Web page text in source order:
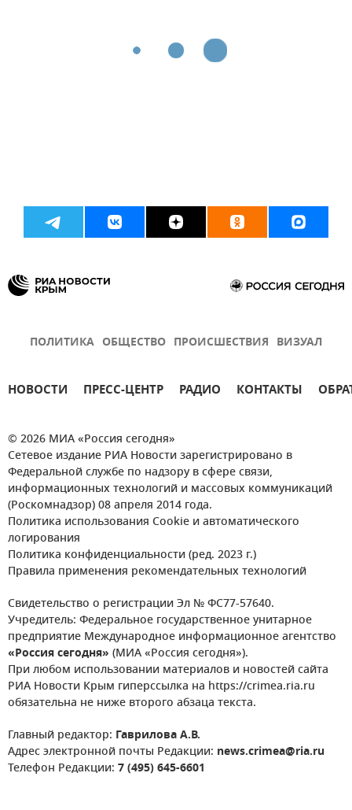
ПОЛИТИКА ОБЩЕСТВО ПРОИСШЕСТВИЯ ВИЗУАЛ
НОВОСТИ ПРЕСС-ЦЕНТР РАДИО КОНТАКТЫ
© 2026 МИА «Россия сегодня»
Сетевое издание РИА Новости зарегистрировано в
Федеральной службе по надзору в сфере связи,
информационных технологий и массовых коммуникаций
(Роскомнадзор) 08 апреля 2014 года.
Политика использования Cookie и автоматического
логирования
Политика конфиденциальности (ред. 2023 г.)
Правила применения рекомендательных технологий
Свидетельство о регистрации Эл № ФС77-57640.
Учредитель: Федеральное государственное унитарное
предприятие Международное информационное агентство
«Россия сегодня» (МИА «Россия сегодня»).
При любом использовании материалов и новостей сайта
РИА Новости Крым гиперссылка на https://crimea.ria.ru
обязательна не ниже второго абзаца текста.
Главный редактор: Гаврилова А.В.
Адрес электронной почты Редакции: news.crimea@ria.ru
Телефон Редакции: 7 (495) 645-6601